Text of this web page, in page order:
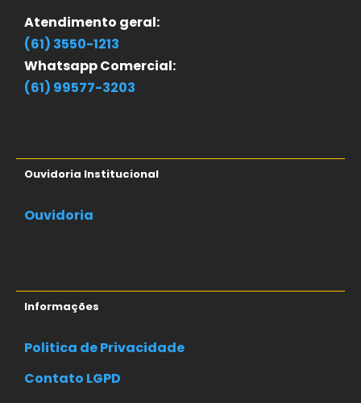
Atendimento geral:
(61) 3550-1213
Whatsapp Comercial:
(61) 99577-3203
Ouvidoria Institucional
Ouvidoria
Informações
Politica de Privacidade
Contato LGPD